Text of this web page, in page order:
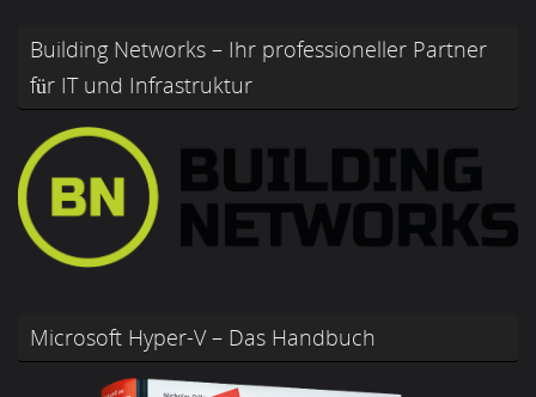
Building Networks – Ihr professioneller Partner
für IT und Infrastruktur
Microsoft Hyper-V – Das Handbuch